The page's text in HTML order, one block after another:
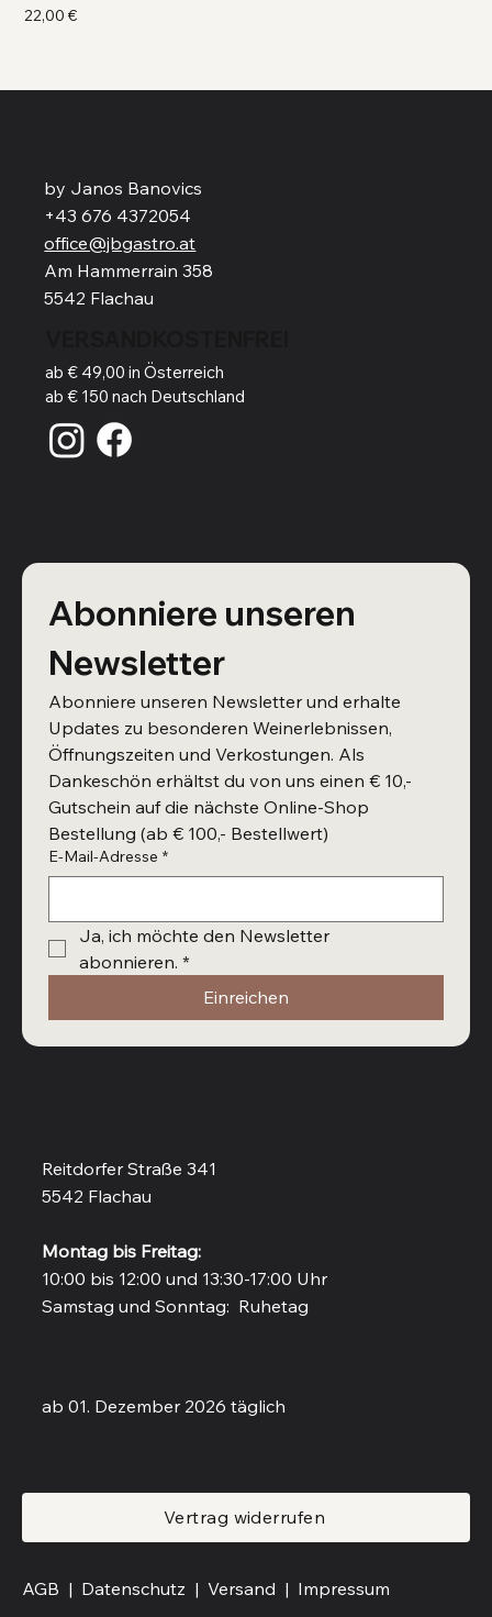
Preis
22,00 €
Reitdorfer Straße 341
5542 Flachau
Montag bis Freitag:
10:00 bis 12:00 und 13:30-17:00 Uhr
Samstag und Sonntag: Ruhetag
ab 01. Dezember 2026 täglich
by Janos Banovics
+43 676 4372054
office@jbgastro.at
Am Hammerrain 358
5542 Flachau
ab € 49,00 in Österreich
ab € 150 nach Deutschland
Abonniere unseren
Newsletter
Abonniere unseren Newsletter und erhalte
Updates zu besonderen Weinerlebnissen,
Öffnungszeiten und Verkostungen. Als
Dankeschön erhältst du von uns einen € 10,-
Gutschein auf die nächste Online-Shop
Bestellung (ab € 100,- Bestellwert)
E-Mail-Adresse *
Ja, ich möchte den Newsletter
abonnieren. *
Einreichen
AGB | Datenschutz | Versand | Impressum
Vertrag widerrufen